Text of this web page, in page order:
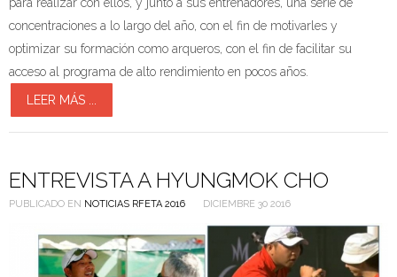
concentraciones a lo largo del año, con el fin de motivarles y
optimizar su formación como arqueros, con el fin de facilitar su
acceso al programa de alto rendimiento en pocos años.
LEER MÁS ...
ENTREVISTA A HYUNGMOK CHO
PUBLICADO EN NOTICIAS RFETA 2016 DICIEMBRE 30 2016